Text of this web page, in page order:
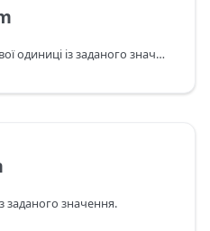
Повертає значення грошової одиниці із заданого значення.
заданого значення.